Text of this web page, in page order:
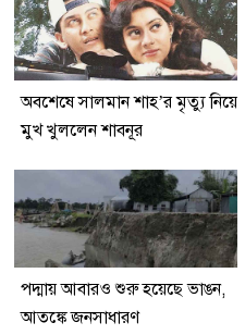
অবশেষে সালমান শাহ’র মৃত্যু নিয়ে
মুখ খুললেন শাবনূর
পদ্মায় আবারও শুরু হয়েছে ভাঙন,
আতঙ্কে জনসাধারণ